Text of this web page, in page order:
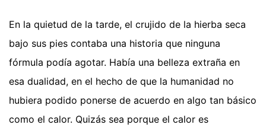
En la quietud de la tarde, el crujido de la hierba seca
bajo sus pies contaba una historia que ninguna
fórmula podía agotar. Había una belleza extraña en
esa dualidad, en el hecho de que la humanidad no
hubiera podido ponerse de acuerdo en algo tan básico
como el calor. Quizás sea porque el calor es